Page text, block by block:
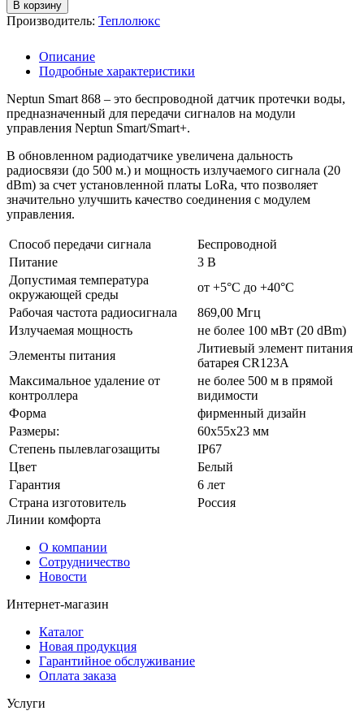
Производитель: Теплолюкс
Описание
Подробные характеристики
Neptun Smart 868 – это беспроводной датчик протечки воды,
предназначенный для передачи сигналов на модули
управления Neptun Smart/Smart+.
В обновленном радиодатчике увеличена дальность
радиосвязи (до 500 м.) и мощность излучаемого сигнала (20
dBm) за счет установленной платы LoRa, что позволяет
значительно улучшить качество соединения с модулем
управления.
Способ передачи сигнала
Беспроводной
Питание
3 В
Допустимая температура
окружающей среды
от +5°С до +40°С
Рабочая частота радиосигнала
869,00 Мгц
Излучаемая мощность
не более 100 мВт (20 dBm)
Элементы питания
Литиевый элемент питания
батарея CR123A
Максимальное удаление от
контроллера
не более 500 м в прямой
видимости
Форма
фирменный дизайн
Размеры:
60х55х23 мм
Степень пылевлагозащиты
IP67
Цвет
Белый
Гарантия
6 лет
Страна изготовитель
Россия
Линии комфорта
О компании
Сотрудничество
Новости
Интернет-магазин
Каталог
Новая продукция
Гарантийное обслуживание
Оплата заказа
Услуги